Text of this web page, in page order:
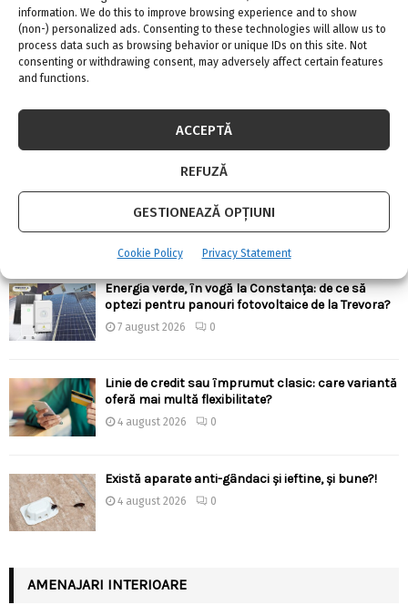
information. We do this to improve browsing experience and to show
(non-) personalized ads. Consenting to these technologies will allow us to
process data such as browsing behavior or unique IDs on this site. Not
consenting or withdrawing consent, may adversely affect certain features
and functions.
ACCEPTĂ
REFUZĂ
GESTIONEAZĂ OPȚIUNI
Cookie Policy Privacy Statement
ARTICOLE RECENTE
climatizare de la Casa Instalatorului
7 august 2026 0
Top 5 meserii în domeniul construcțiilor
7 august 2026 0
Energia verde, în vogă la Constanța: de ce să
optezi pentru panouri fotovoltaice de la Trevora?
7 august 2026 0
Linie de credit sau împrumut clasic: care variantă
oferă mai multă flexibilitate?
4 august 2026 0
Există aparate anti-gândaci și ieftine, și bune?!
4 august 2026 0
AMENAJARI INTERIOARE